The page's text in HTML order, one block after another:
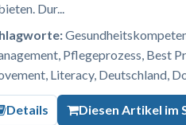
Dur...
Pflegeprozess, Best
Literacy, Deutschland,
Details Diesen Artikel im